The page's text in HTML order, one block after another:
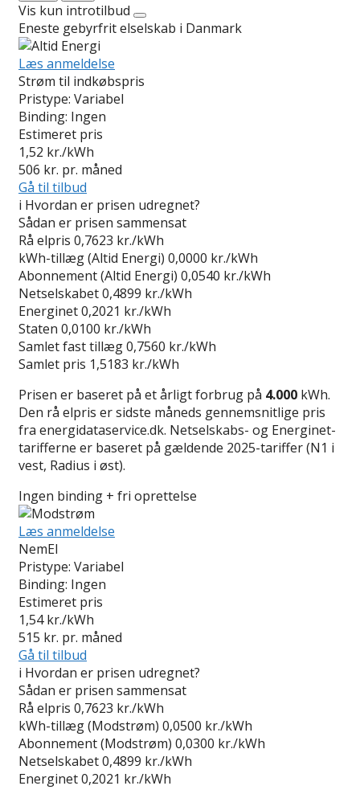
Vis kun introtilbud
Eneste gebyrfrit elselskab i Danmark
Læs anmeldelse
Strøm til indkøbspris
Pristype: Variabel
Binding: Ingen
Estimeret pris
1,52 kr./kWh
506 kr. pr. måned
Gå til tilbud
i Hvordan er prisen udregnet?
Sådan er prisen sammensat
Rå elpris 0,7623 kr./kWh
kWh-tillæg (Altid Energi) 0,0000 kr./kWh
Abonnement (Altid Energi) 0,0540 kr./kWh
Netselskabet0,4899 kr./kWh
Energinet0,2021 kr./kWh
Staten 0,0100 kr./kWh
Samlet fast tillæg0,7560 kr./kWh
Samlet pris 1,5183 kr./kWh
Prisen er baseret på et årligt forbrug på 4.000 kWh.
Den rå elpris er sidste måneds gennemsnitlige pris
fra energidataservice.dk. Netselskabs- og Energinet-
tarifferne er baseret på gældende 2025-tariffer (N1 i
vest, Radius i øst).
Ingen binding + fri oprettelse
Læs anmeldelse
NemEl
Pristype: Variabel
Binding: Ingen
Estimeret pris
1,54 kr./kWh
515 kr. pr. måned
Gå til tilbud
i Hvordan er prisen udregnet?
Sådan er prisen sammensat
Rå elpris 0,7623 kr./kWh
kWh-tillæg (Modstrøm) 0,0500 kr./kWh
Abonnement (Modstrøm) 0,0300 kr./kWh
Netselskabet0,4899 kr./kWh
Energinet0,2021 kr./kWh